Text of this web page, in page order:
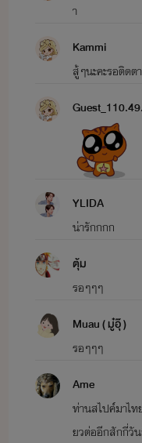
า
Kammi
สู้ๆนะคะรอติดต
YLIDA
น่ารักกกก
ตุ้ม
รอๆๆๆ
Muau ( มู๋อุ๊ )
รอๆๆๆ
Ame
ท่านสไปค์มาไท
ยวต่ออีกสักกี่วั